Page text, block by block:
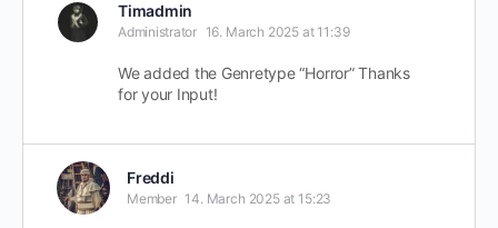
Timadmin
Administrator 16. March 2025 at 11:39
We added the Genretype “Horror” Thanks
for your Input!
Freddi
Member 14. March 2025 at 15:23